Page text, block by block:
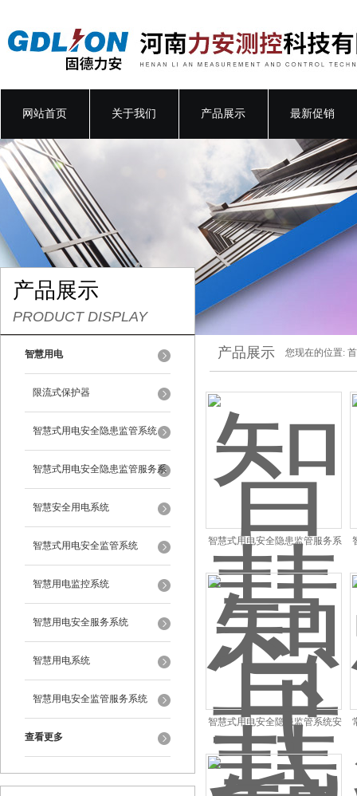
网站首页 关于我们 产品展示 最新促销
产品展示
PRODUCT DISPLAY
智慧用电
限流式保护器
智慧式用电安全隐患监管系统
智慧式用电安全隐患监管服务系
统
智慧安全用电系统
智慧式用电安全监管系统
智慧用电监控系统
智慧用电安全服务系统
智慧用电系统
智慧用电安全监管服务系统
查看更多
产品展示 您现在的位置:
智慧式用电安全隐患监管服务系
统安装
智慧式用电安全隐患监管系统安
装